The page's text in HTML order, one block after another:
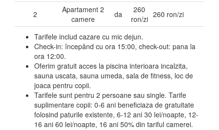
2
Apartament 2
camere
da
260
ron/zi 260 ron/zi
Tarifele includ cazare cu mic dejun.
Check-in: începând cu ora 15:00, check-out: pana la
ora 12:00.
Oferim gratuit acces la piscina interioara incalzita,
sauna uscata, sauna umeda, sala de fitness, loc de
joaca pentru copii.
Tarifele sunt pentru 2 persoane sau single. Tarife
suplimentare copii: 0-6 ani beneficiaza de gratuitate
folosind paturile existente, 6-12 ani 30 lei/noapte, 12-
16 ani 60 lei/noapte, 16 ani 50% din tariful camerei.